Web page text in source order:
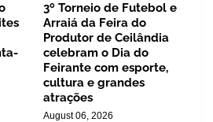
3º Torneio de Futebol e
Arraiá da Feira do
Produtor de Ceilândia
celebram o Dia do
Feirante com esporte,
cultura e grandes
atrações
August 06, 2026